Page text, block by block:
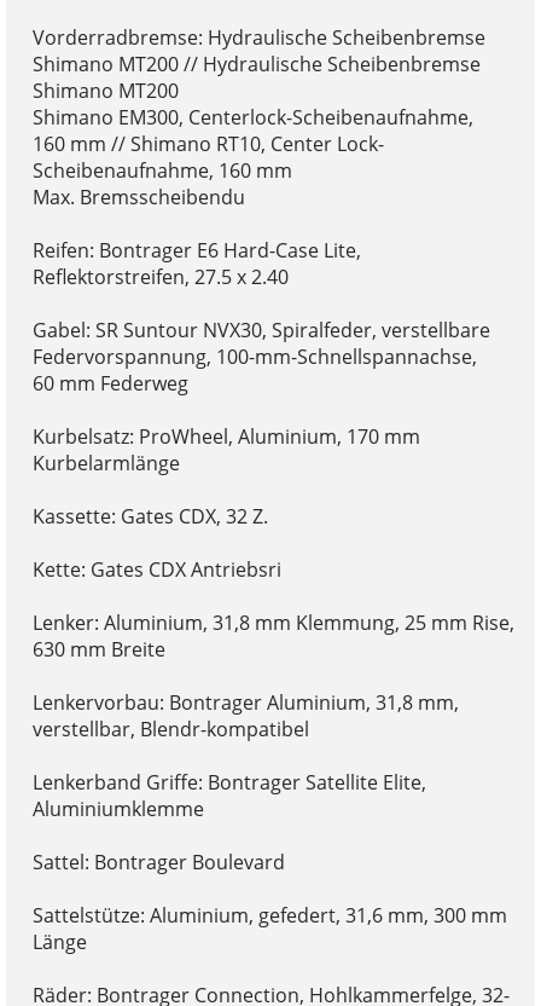
Vorderradbremse: Hydraulische Scheibenbremse
Shimano MT200 // Hydraulische Scheibenbremse
Shimano MT200
Shimano EM300, Centerlock-Scheibenaufnahme,
160 mm // Shimano RT10, Center Lock-
Scheibenaufnahme, 160 mm
Max. Bremsscheibendu
Reifen: Bontrager E6 Hard-Case Lite,
Reflektorstreifen, 27.5 x 2.40
Gabel: SR Suntour NVX30, Spiralfeder, verstellbare
Federvorspannung, 100-mm-Schnellspannachse,
60 mm Federweg
Kurbelsatz: ProWheel, Aluminium, 170 mm
Kurbelarmlänge
Kassette: Gates CDX, 32 Z.
Kette: Gates CDX Antriebsri
Lenker: Aluminium, 31,8 mm Klemmung, 25 mm Rise,
630 mm Breite
Lenkervorbau: Bontrager Aluminium, 31,8 mm,
verstellbar, Blendr-kompatibel
Lenkerband Griffe: Bontrager Satellite Elite,
Aluminiumklemme
Sattel: Bontrager Boulevard
Sattelstütze: Aluminium, gefedert, 31,6 mm, 300 mm
Länge
Räder: Bontrager Connection, Hohlkammerfelge, 32-